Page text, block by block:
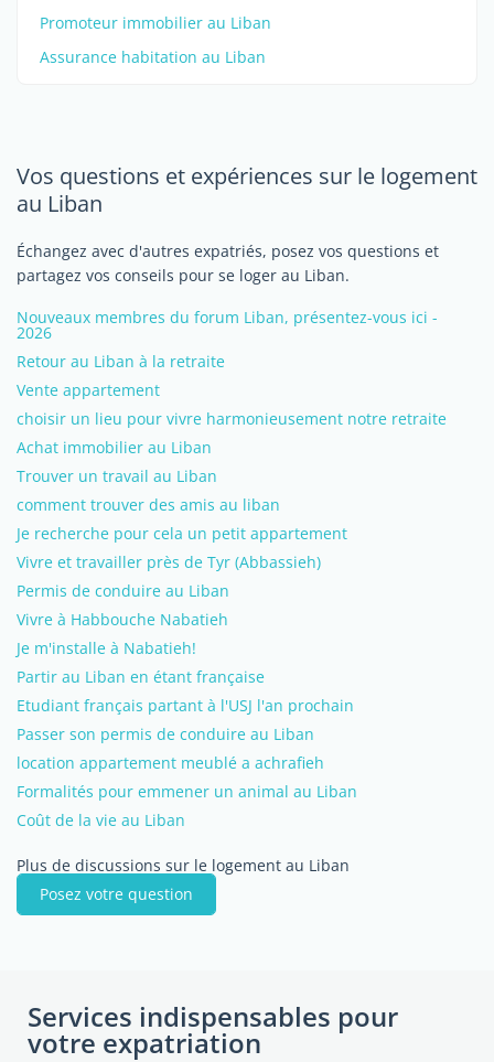
Promoteur immobilier au Liban
Assurance habitation au Liban
Vos questions et expériences sur le logement
au Liban
Échangez avec d'autres expatriés, posez vos questions et
partagez vos conseils pour se loger au Liban.
Nouveaux membres du forum Liban, présentez-vous ici -
2026
Retour au Liban à la retraite
Vente appartement
choisir un lieu pour vivre harmonieusement notre retraite
Achat immobilier au Liban
Trouver un travail au Liban
comment trouver des amis au liban
Je recherche pour cela un petit appartement
Vivre et travailler près de Tyr (Abbassieh)
Permis de conduire au Liban
Vivre à Habbouche Nabatieh
Je m'installe à Nabatieh!
Partir au Liban en étant française
Etudiant français partant à l'USJ l'an prochain
Passer son permis de conduire au Liban
location appartement meublé a achrafieh
Formalités pour emmener un animal au Liban
Coût de la vie au Liban
Plus de discussions sur le logement au Liban
Posez votre question
Services indispensables pour
votre expatriation